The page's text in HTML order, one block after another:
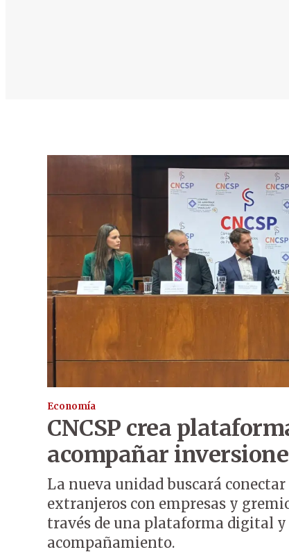
Economía
CNCSP crea
acompañar
La nueva unidad buscará
extranjeros con empresas y
través de una plataforma digital y
acompañamiento.